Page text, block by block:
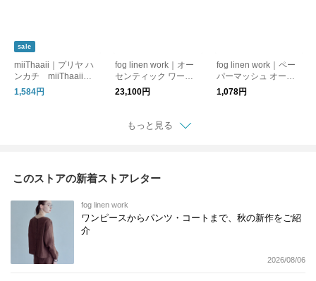
sale
miiThaaii｜プリヤ ハ
ンカチ miiThaaii
ミーターイー
1,584円
fog linen work｜オー
センティック ワーク
シャツ fog linen wor
k フォグリネンワー
23,100円
fog linen work｜ペー
パーマッシュ オーナ
メント fog linen wor
k フォグリネンワー
1,078円
もっと見る
このストアの新着ストアレター
fog linen work
ワンピースからパンツ・コートまで、秋の新作をご紹
介
2026/08/06